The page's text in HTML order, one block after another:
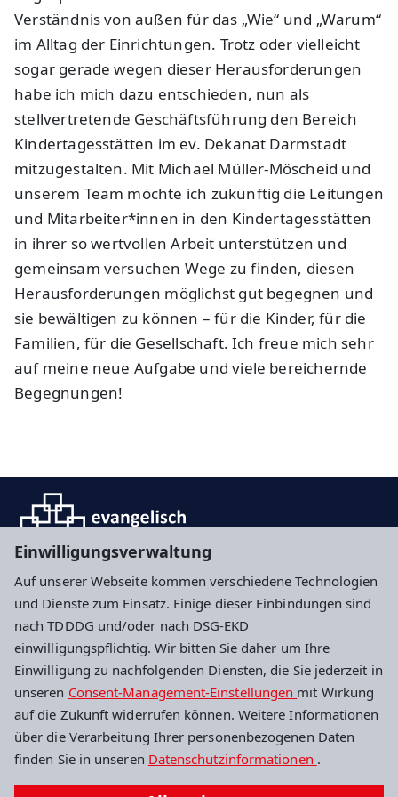
Einwilligungsverwaltung
Auf unserer Webseite kommen verschiedene Technologien
und Dienste zum Einsatz. Einige dieser Einbindungen sind
nach TDDDG und/oder nach DSG-EKD
einwilligungspflichtig. Wir bitten Sie daher um Ihre
Einwilligung zu nachfolgenden Diensten, die Sie jederzeit in
unseren Consent-Management-Einstellungen mit Wirkung
auf die Zukunft widerrufen können. Weitere Informationen
über die Verarbeitung Ihrer personenbezogenen Daten
finden Sie in unseren Datenschutzinformationen .
Verständnis von außen für das „Wie“ und „Warum“
im Alltag der Einrichtungen. Trotz oder vielleicht
sogar gerade wegen dieser Herausforderungen
habe ich mich dazu entschieden, nun als
stellvertretende Geschäftsführung den Bereich
Kindertagesstätten im ev. Dekanat Darmstadt
mitzugestalten. Mit Michael Müller-Möscheid und
unserem Team möchte ich zukünftig die Leitungen
und Mitarbeiter*innen in den Kindertagesstätten
in ihrer so wertvollen Arbeit unterstützen und
gemeinsam versuchen Wege zu finden, diesen
Herausforderungen möglichst gut begegnen und
sie bewältigen zu können – für die Kinder, für die
Familien, für die Gesellschaft. Ich freue mich sehr
auf meine neue Aufgabe und viele bereichernde
Begegnungen!
Impressum Datenschutz Cookie-Einstellungen
Evangelisches Dekanat Darmstadt
Geschäftsstelle Kindertagesstätten
Kiesstraße 14
64283 Darmstadt